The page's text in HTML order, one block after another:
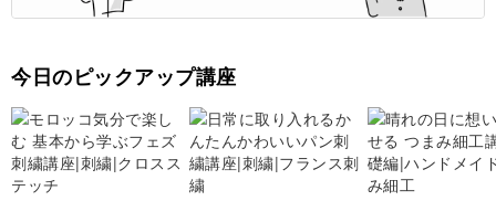
今日のピックアップ講座